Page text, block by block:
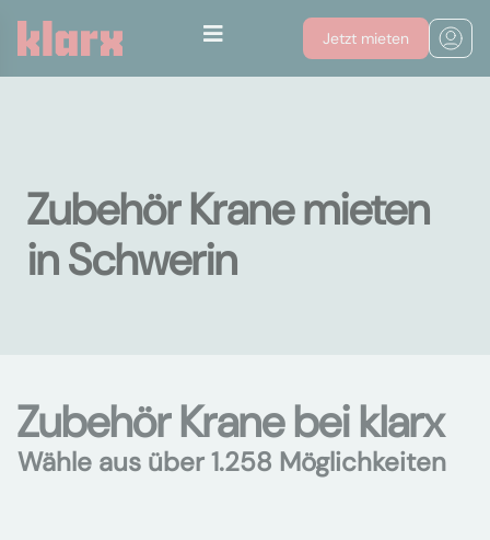
Jetzt mieten
Zubehör Krane mieten
in Schwerin
Zubehör Krane bei klarx
Wähle aus über 1.258 Möglichkeiten